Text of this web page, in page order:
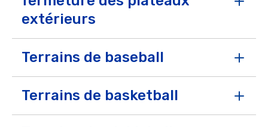
extérieurs
er er
libre seulement.
Terrains de baseball
Terrains de basketball